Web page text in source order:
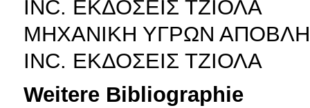
INC. ΕΚΔΟΣΕΙΣ ΤΖΙΟΛΑ
ΜΗΧΑΝΙΚΗ ΥΓΡΩΝ
INC. ΕΚΔΟΣΕΙΣ ΤΖΙΟΛΑ
Weitere Bibliographie